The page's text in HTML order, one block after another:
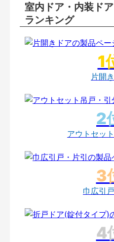
室内ドア・内装ド
ランキング
片開
アウトセッ
巾広引